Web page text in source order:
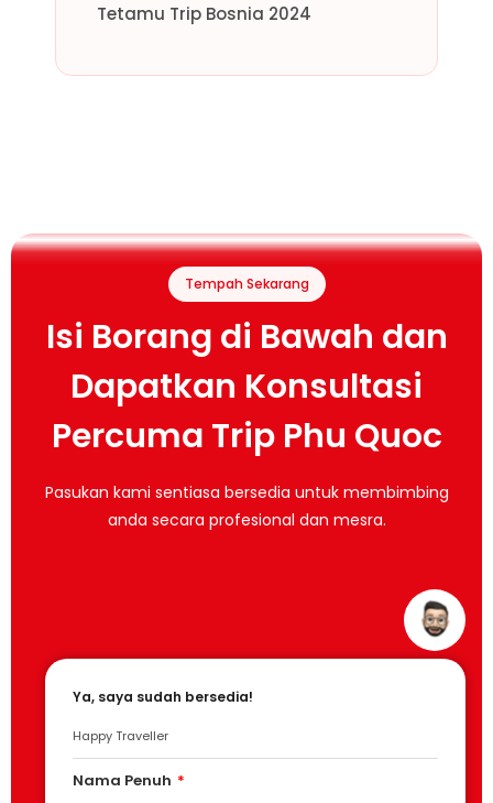
Tetamu Trip Bosnia 2024
Tempah Sekarang
Isi Borang di Bawah dan
Dapatkan Konsultasi
Percuma Trip Phu Quoc
Pasukan kami sentiasa bersedia untuk membimbing
anda secara profesional dan mesra.
Ya, saya sudah bersedia!
Happy Traveller
Nama Penuh